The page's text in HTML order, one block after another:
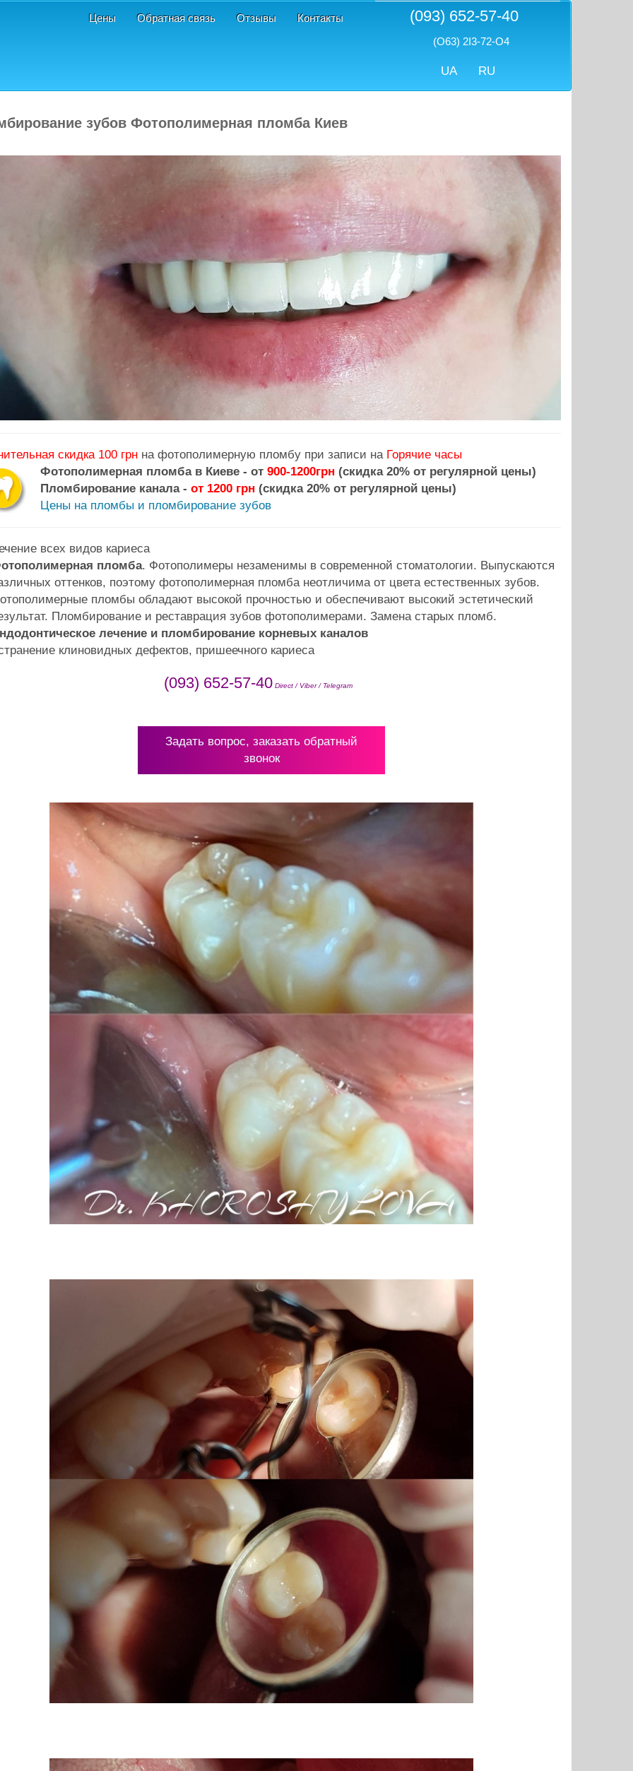
Цены Обратная связь Отзывы Контакты (093) 652-57-40
(O63) 2I3-72-O4
UA RU
зубов Фотополимерная пломба Киев
скидка 100 грнна фотополимерную пломбу при записи на Горячие часы
Фотополимерная пломба в Киеве - от 900-1200грн (скидка 20% от регулярной цены)
Пломбирование канала - от 1200 грн (скидка 20% от регулярной цены)
Цены на пломбы и пломбирование зубов
всех видов кариеса
пломба. Фотополимеры незаменимы в современной стоматологии. Выпускаются
оттенков, поэтому фотополимерная пломба неотличима от цвета естественных зубов.
пломбы обладают высокой прочностью и обеспечивают высокий эстетический
Пломбирование и реставрация зубов фотополимерами. Замена старых пломб.
лечение и пломбирование корневых каналов
клиновидных дефектов, пришеечного кариеса
(093) 652-57-40Direct / Viber / Telegram
Задать вопрос, заказать обратный
звонок